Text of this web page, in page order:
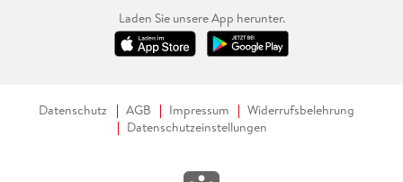
Laden Sie unsere App herunter.
Datenschutz AGB Impressum
Widerrufsbelehrung
Datenschutzeinstellungen